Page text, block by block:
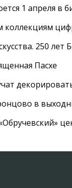
1 апреля в
коллекциям
250 лет
Пасхе
в